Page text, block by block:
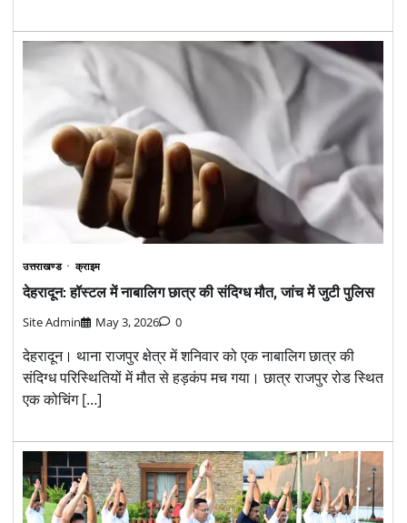
उत्तराखण्ड क्राइम
देहरादून: हॉस्टल में नाबालिग छात्र की संदिग्ध मौत, जांच में जुटी पुलिस
Site Admin May 3, 2026 0
देहरादून। थाना राजपुर क्षेत्र में शनिवार को एक नाबालिग छात्र की
संदिग्ध परिस्थितियों में मौत से हड़कंप मच गया। छात्र राजपुर रोड स्थित
एक कोचिंग […]